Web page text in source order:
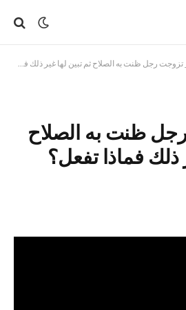
رجل ظنت به الصلاح
ذلك فماذا تفعل؟